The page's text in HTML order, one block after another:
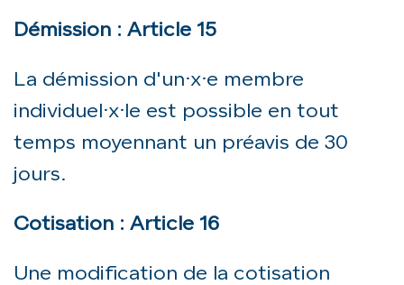
Démission : Article 15
La démission d'un·x·e membre
individuel·x·le est possible en tout
temps moyennant un préavis de 30
jours.
Cotisation : Article 16
Une modification de la cotisation